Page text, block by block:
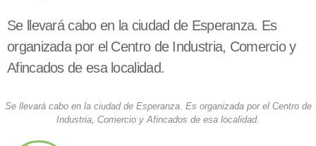
Se llevará cabo en la ciudad de Esperanza. Es
organizada por el Centro de Industria, Comercio y
Afincados de esa localidad.
Se llevará cabo en la ciudad de Esperanza. Es organizada por el Centro de
Industria, Comercio y Afincados de esa localidad.